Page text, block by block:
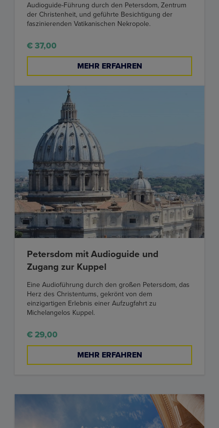
Audioguide-Führung durch den Petersdom, Zentrum
der Christenheit, und geführte Besichtigung der
faszinierenden Vatikanischen Nekropole.
€ 37,00
MEHR ERFAHREN
Petersdom mit Audioguide und
Zugang zur Kuppel
Eine Audioführung durch den großen Petersdom, das
Herz des Christentums, gekrönt von dem
einzigartigen Erlebnis einer Aufzugfahrt zu
Michelangelos Kuppel.
€ 29,00
MEHR ERFAHREN